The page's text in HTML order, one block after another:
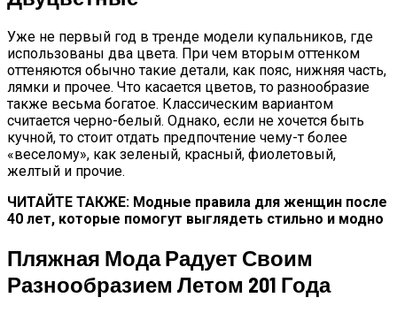
Уже не первый год в тренде модели купальников, где
использованы два цвета. При чем вторым оттенком
оттеняются обычно такие детали, как пояс, нижняя часть,
лямки и прочее. Что касается цветов, то разнообразие
также весьма богатое. Классическим вариантом
считается черно-белый. Однако, если не хочется быть
кучной, то стоит отдать предпочтение чему-т более
«веселому», как зеленый, красный, фиолетовый,
желтый и прочие.
ЧИТАЙТЕ ТАКЖЕ: Модные правила для женщин после
40 лет, которые помогут выглядеть стильно и модно
Пляжная Мода Радует Своим
Разнообразием Летом 201 Года